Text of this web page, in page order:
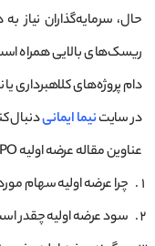
ریسک‌های بالایی همراه
دام پروژه‌های کلاهبرداری یا
در سایتنیما ایمانیدنبال
عناوین مقاله عرضه اولیه IPO چیست و چه مقدار سود می‌دهد؟:
چرا عرضه اولیه سهام
سود عرضه اولیه چقدر